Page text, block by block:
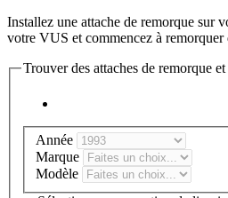
Installez une attache de remorque sur
votre VUS et commencez à remorquer
Trouver des attaches de remorque
Année
Marque
Modèle